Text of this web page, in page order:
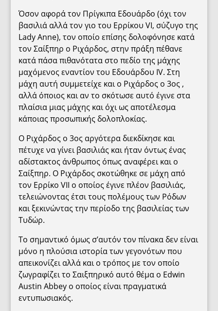
Όσον αφορά τον Πρίγκιπα Εδουάρδο (όχι τον
βασιλιά αλλά τον γιο του Ερρίκου VI, σύζυγο της
Lady Anne), τον οποίο επίσης δολοφόνησε κατά
τον Σαίξπηρ ο Ριχάρδος, στην πράξη πέθανε
κατά πάσα πιθανότατα στο πεδίο της μάχης
μαχόμενος εναντίον του Εδουάρδου IV. Στη
μάχη αυτή συμμετείχε και ο Ριχάρδος ο 3ος ,
αλλά όποιος και αν το σκότωσε αυτό έγινε στα
πλαίσια μιας μάχης και όχι ως αποτέλεσμα
κάποιας προσωπικής δολοπλοκίας.
Ο Ριχάρδος ο 3ος αργότερα διεκδίκησε και
πέτυχε να γίνει βασιλιάς και ήταν όντως ένας
αδίστακτος άνθρωπος όπως αναφέρει και ο
Σαίξπηρ. Ο Ριχάρδος σκοτώθηκε σε μάχη από
τον Ερρίκο VII ο οποίος έγινε πλέον βασιλιάς,
τελειώνοντας έτσι τους πολέμους των Ρόδων
και ξεκινώντας την περίοδο της βασιλείας των
Τυδώρ.
Το σημαντικό όμως σ’αυτόν τον πίνακα δεν είναι
μόνο η πλούσια ιστορία των γεγονότων που
απεικονίζει αλλά και ο τρόπος με τον οποίο
ζωγραφίζει το Σαιξπηρικό αυτό θέμα ο Edwin
Austin Abbey ο οποίος είναι πραγματικά
εντυπωσιακός.